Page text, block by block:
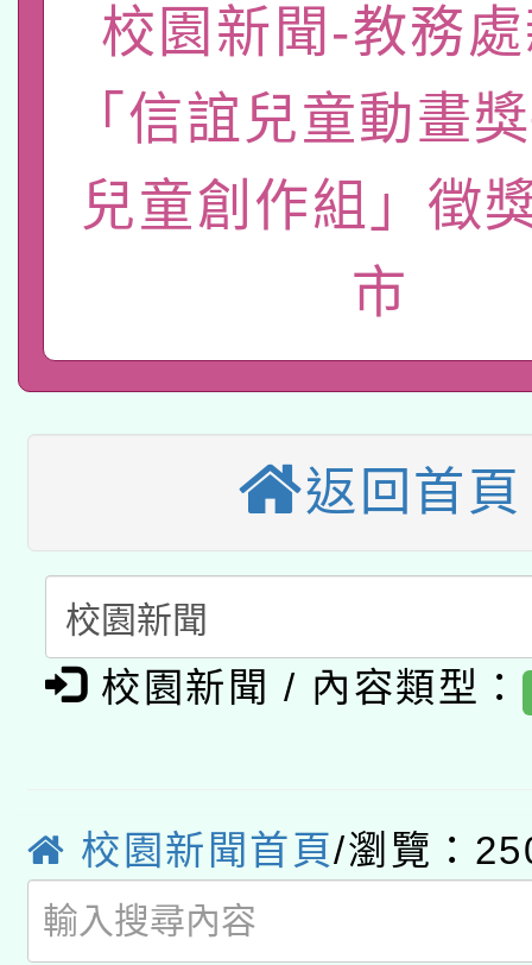
國立臺灣師範大學辦
年度健康促進學校輔導
函轉國家教育研究院
原住民族教育政策研討
族教育國際趨勢與發展
轉知教育部國民及學前
新北市政府教育局辦
師專業成長研習實施計
方素養工作坊新北場」
函轉國立臺灣師範大學
族語言臺北學習中心
「族語學習班」招生簡
轉知有關國立成功大學
文教學共融平台-教案
教育部國民及學前教
年度COVID-19疫苗接
接種對象擴大為「滿6
接種之民眾」措施，
月28日止
轉知經濟部水利署委託
業技術研究院辦理「
用水績優單位及節水達
115年8月22日(星期六
桃園市孔廟祈福系列
開 智慧啟航」
2026年桃園地景藝術
「2026桃園藝術巡演
關事宜
轉知教育部國民及學前
國立臺灣師範大學辦理
年度健康促進學校輔導
函轉國家教育研究院中
原住民族教育政策研討
轉知教育部國民及學前
方素養工作坊新北場」
「族語學習班」招生簡
文教學共融平台-教案
件」活動簡章
教育部國民及學前教育
年度COVID-19疫苗接
校園新聞-教務
「信誼兒童動畫
兒童創作組」徵
市
返回首頁
校園新聞 / 內容類型：
校園新聞首頁/瀏覽：